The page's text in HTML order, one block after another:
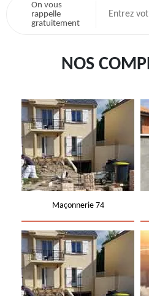
On vous
rappelle
gratuitement
NOS
Maçonnerie 74